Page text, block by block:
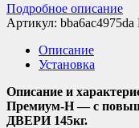
Подробное описание
Артикул: bba6ac4975da
Описание
Установка
Описание и
Премиум-Н — с
ДВЕРИ 145кг.